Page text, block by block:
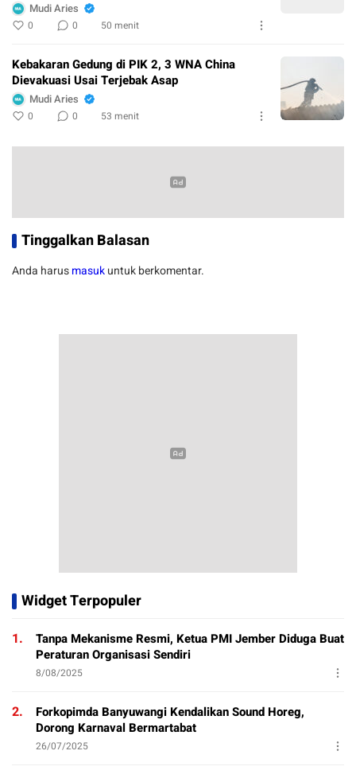
Mudi Aries
0 0 50 menit
Kebakaran Gedung di PIK 2, 3 WNA China
Dievakuasi Usai Terjebak Asap
Mudi Aries
0 0 53 menit
Tinggalkan Balasan
Anda harusmasukuntuk berkomentar.
Widget Terpopuler
1.
Tanpa Mekanisme Resmi, Ketua PMI Jember Diduga Buat
Peraturan Organisasi Sendiri
8/08/2025
2.
Forkopimda Banyuwangi Kendalikan Sound Horeg,
Dorong Karnaval Bermartabat
26/07/2025